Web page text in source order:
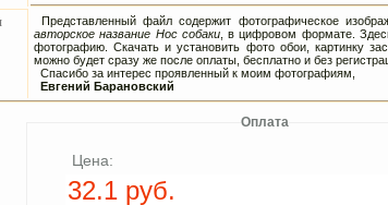
Представленный файл содержит фотографическое
авторское название Нос собаки, в цифровом формате.
фотографию. Скачать и установить фото обои, картинку
можно будет сразу же после оплаты, бесплатно и без
Спасибо за интерес проявленный к моим фотографиям,
Евгений Барановский
Оплата
Цена: